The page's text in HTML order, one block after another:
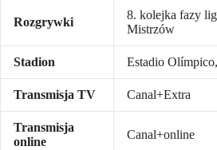
Rozgrywki
8. kolejka fazy
Mistrzów
Stadion Estadio
Transmisja TV Canal+Extra
Transmisja
online
Canal+online